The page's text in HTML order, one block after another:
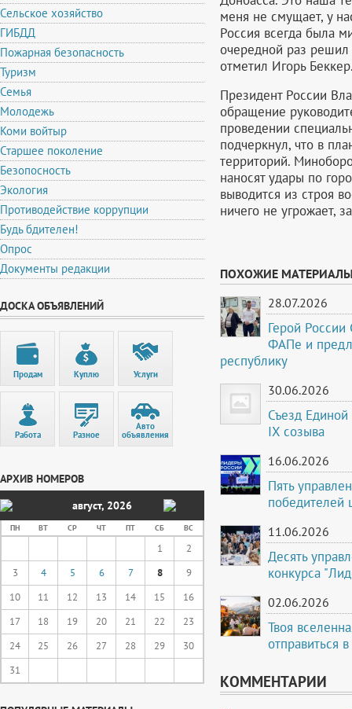
Сельское хозяйство
ГИБДД
Пожарная безопасность
Туризм
Семья
Молодежь
Коми войтыр
Старшее поколение
Безопосность
Экология
Противодействие коррупции
Будь бдителен!
Опрос
Документы редакции
ДОСКА ОБЪЯВЛЕНИЙ
Продам Куплю Услуги
Работа Разное
Авто
объявления
АРХИВ НОМЕРОВ
август, 2026
ПН ВТ СР ЧТ ПТ СБ ВС
1
2
3
4 5 6 7 8
9
10
11 12 13 14 15
16
17
18 19 20 21 22
23
24
25 26 27 28 29
30
31
меня не смущает, у
Россия всегда была
очередной раз
отметил Игорь
Президент России
обращение
проведении
подчеркнул, что в
территорий.
наносят удары по
выводится из строя
ничего не угрожает,
ПОХОЖИЕ
28.07.2026
Герой
ФАПе и
республику
30.06.2026
Съезд
IX созыва
16.06.2026
Пять
победителей
11.06.2026
Десять
конкурса
02.06.2026
Твоя
отправиться
КОММЕНТАРИИ